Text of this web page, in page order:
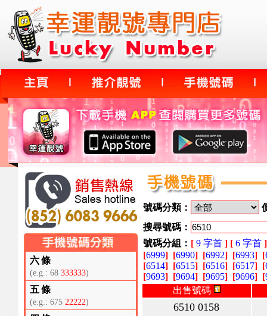
六條
(e.g.: 68 333333)
五條
(e.g.: 675 22222)
號碼分類：
搜尋號碼：
號碼分組： [ 9 字首 ] [ 6 字首 ]
[6999] [6990] [6992] [6993] [
[6514] [6515] [6516] [6517] [
[9693] [9694] [9695] [9696] [
出售號碼
6510 0158